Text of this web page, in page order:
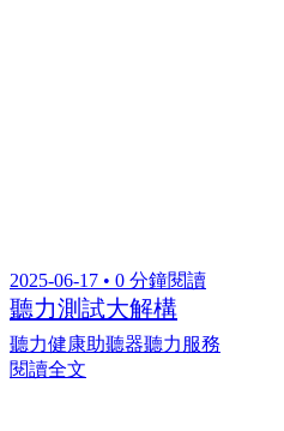
2025-06-17 • 0 分鐘閱讀
聽力測試大解構
聽力健康助聽器聽力服務
閱讀全文